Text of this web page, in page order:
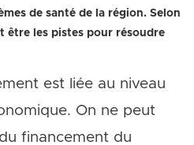
de santé de la région. Selon
être les pistes pour résoudre
est liée au niveau
On ne peut
financement du